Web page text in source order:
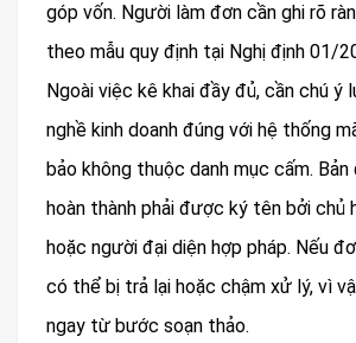
góp vốn. Người làm đơn cần ghi rõ
theo mẫu quy định tại Nghị định 01/
Ngoài việc kê khai đầy đủ, cần chú ý
nghề kinh doanh đúng với hệ thống
bảo không thuộc danh mục cấm. Bản
hoàn thành phải được ký tên bởi chủ
hoặc người đại diện hợp pháp. Nếu
có thể bị trả lại hoặc chậm xử lý, vì
ngay từ bước soạn thảo.